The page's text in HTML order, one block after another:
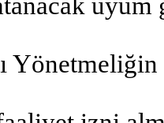
Yönetmeliğin